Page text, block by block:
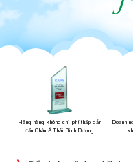
Hãng hàng không chi phí thấp dẫn
đầu Châu Á Thái Bình Dương
Doanh